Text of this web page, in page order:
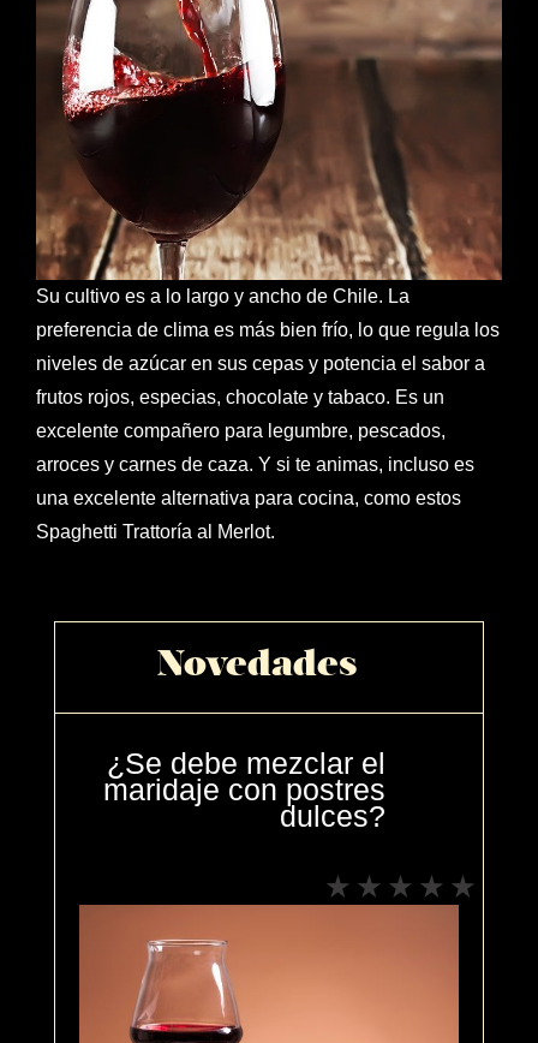
Su cultivo es a lo largo y ancho de Chile. La
preferencia de clima es más bien frío, lo que regula los
niveles de azúcar en sus cepas y potencia el sabor a
frutos rojos, especias, chocolate y tabaco. Es un
excelente compañero para legumbre, pescados,
arroces y carnes de caza. Y si te animas, incluso es
una excelente alternativa para cocina, como estos
Spaghetti Trattoría al Merlot.
Novedades
¿Se debe mezclar el
maridaje con postres
dulces?